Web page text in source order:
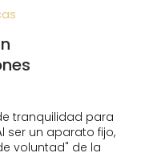
tranquilidad para
ser un aparato fijo,
voluntad" de la